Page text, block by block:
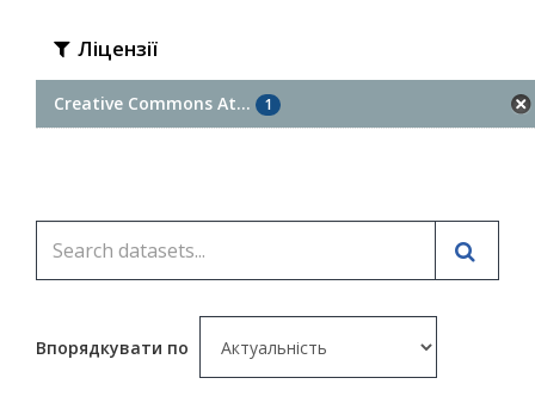
Ліцензії
Creative Commons At... 1
Впорядкувати по